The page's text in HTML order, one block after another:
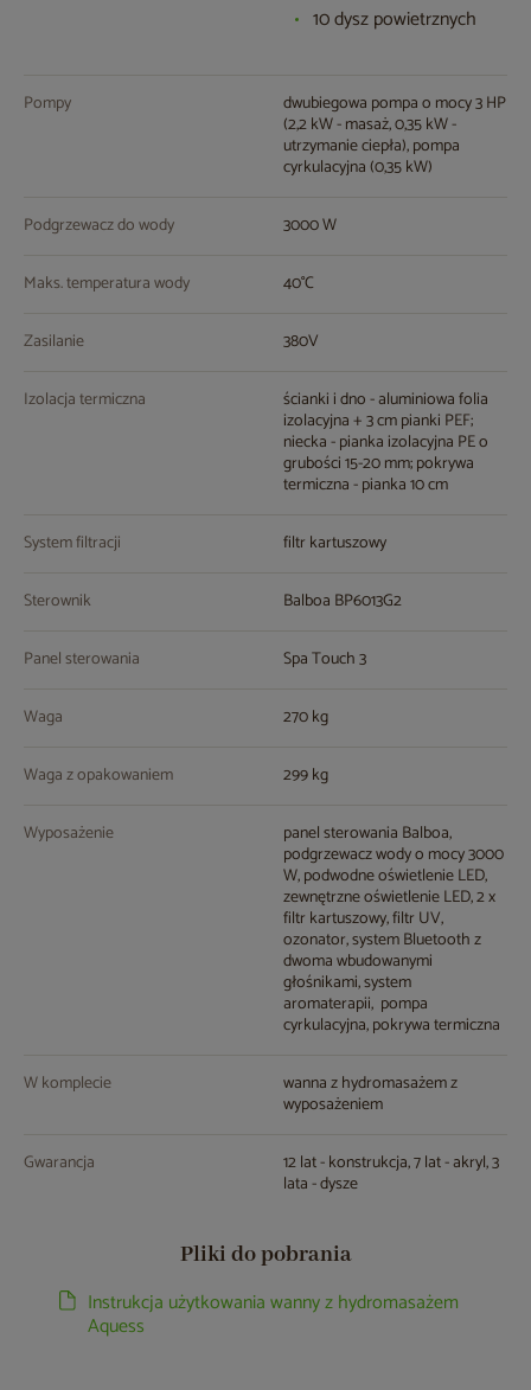
10 dysz powietrznych
Pompy dwubiegowa pompa o mocy 3 HP
(2,2 kW - masaż, 0,35 kW -
utrzymanie ciepła), pompa
cyrkulacyjna (0,35 kW)
Podgrzewacz do wody 3000 W
Maks. temperatura wody 40°C
Zasilanie 380V
Izolacja termiczna ścianki i dno - aluminiowa folia
izolacyjna + 3 cm pianki PEF;
niecka - pianka izolacyjna PE o
grubości 15-20 mm; pokrywa
termiczna - pianka 10 cm
System filtracji filtr kartuszowy
Sterownik Balboa BP6013G2
Panel sterowania Spa Touch 3
Waga 270 kg
Waga z opakowaniem 299 kg
Wyposażenie panel sterowania Balboa,
podgrzewacz wody o mocy 3000
W, podwodne oświetlenie LED,
zewnętrzne oświetlenie LED, 2 x
filtr kartuszowy, filtr UV,
ozonator, system Bluetooth z
dwoma wbudowanymi
głośnikami, system
aromaterapii, pompa
cyrkulacyjna, pokrywa termiczna
W komplecie wanna z hydromasażem z
wyposażeniem
Gwarancja 12 lat - konstrukcja, 7 lat - akryl, 3
lata - dysze
Pliki do pobrania
Instrukcja użytkowania wanny z hydromasażem
Aquess